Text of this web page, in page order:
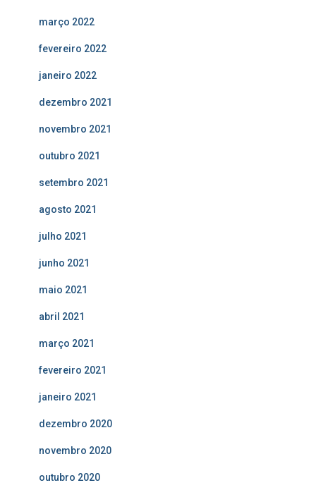
março 2022
fevereiro 2022
janeiro 2022
dezembro 2021
novembro 2021
outubro 2021
setembro 2021
agosto 2021
julho 2021
junho 2021
maio 2021
abril 2021
março 2021
fevereiro 2021
janeiro 2021
dezembro 2020
novembro 2020
outubro 2020